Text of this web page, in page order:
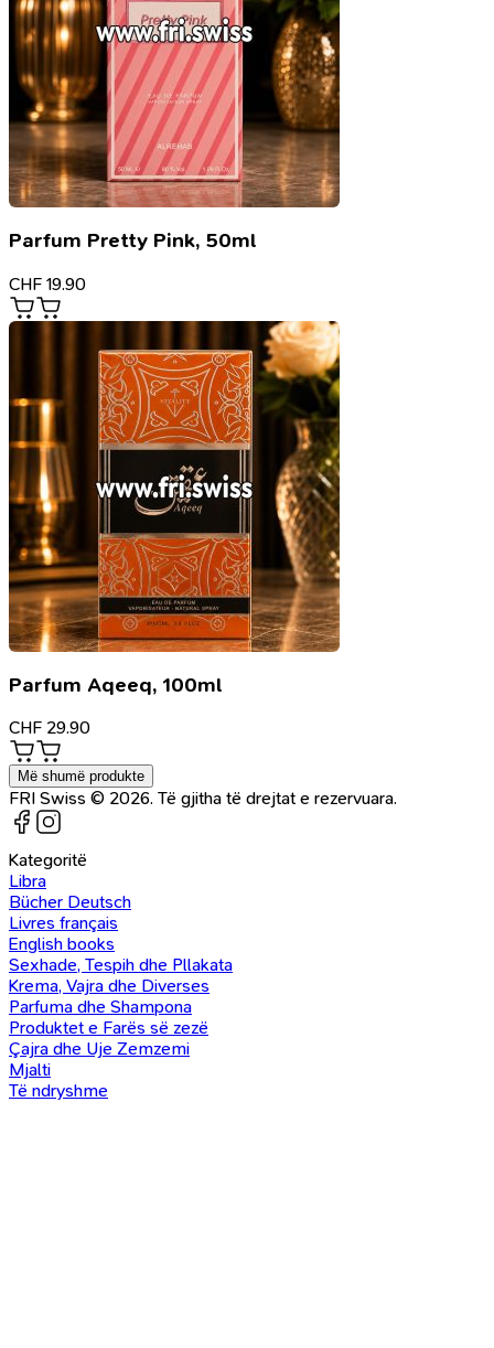
Parfum Pretty Pink, 50ml
CHF 19.90
Parfum Aqeeq, 100ml
CHF 29.90
Më shumë produkte
FRI Swiss © 2026. Të gjitha të drejtat e rezervuara.
Kategoritë
Libra
Bücher Deutsch
Livres français
English books
Sexhade, Tespih dhe Pllakata
Krema, Vajra dhe Diverses
Parfuma dhe Shampona
Produktet e Farës së zezë
Çajra dhe Uje Zemzemi
Mjalti
Të ndryshme